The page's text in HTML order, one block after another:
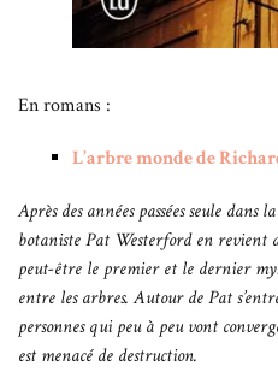
En romans :
L’arbre monde de
Après des années passées seule
botaniste Pat Westerford en revient
peut-être le premier et le dernier
entre les arbres. Autour de Pat
personnes qui peu à peu vont
est menacé de destruction.